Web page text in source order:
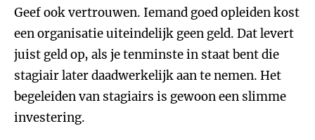
Geef ook vertrouwen. Iemand goed opleiden kost
een organisatie uiteindelijk geen geld. Dat levert
juist geld op, als je tenminste in staat bent die
stagiair later daadwerkelijk aan te nemen. Het
begeleiden van stagiairs is gewoon een slimme
investering.